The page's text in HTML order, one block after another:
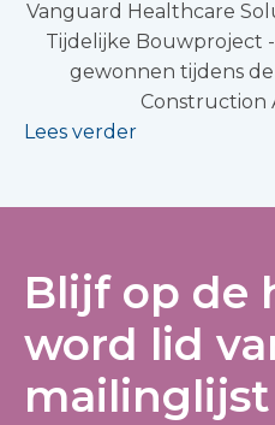
Vanguard Healthcare
Tijdelijke Bouwproject
gewonnen tijdens
Construction
Lees verder
Blijf op de
word lid
mailinglijst